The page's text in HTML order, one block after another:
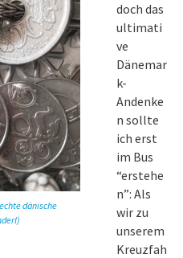
dänische
doch das
ultimati
ve
Dänemar
k-
Andenke
n sollte
ich erst
im Bus
“erstehe
n”: Als
wir zu
unserem
Kreuzfah